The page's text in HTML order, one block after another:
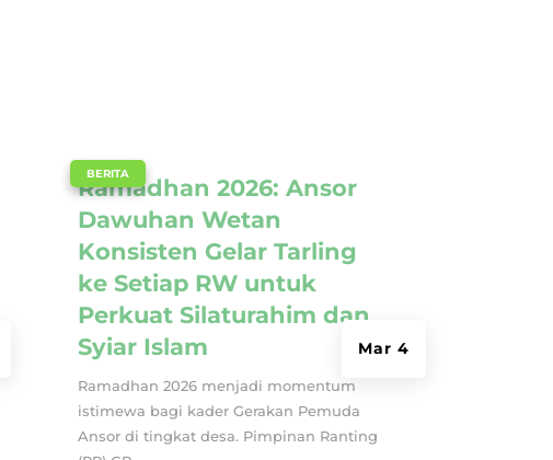
Ramadhan 2026: Ansor
Dawuhan Wetan
Konsisten Gelar Tarling
ke Setiap RW untuk
Perkuat Silaturahim dan
Syiar Islam
Mar 4
BERITA
Ramadhan 2026 menjadi momentum
istimewa bagi kader Gerakan Pemuda
Ansor di tingkat desa. Pimpinan Ranting